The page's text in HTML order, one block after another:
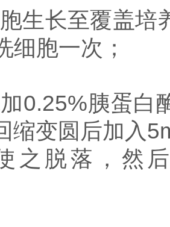
生长至覆盖培
细胞一次；
0.25%胰蛋白
缩变圆后加入
之脱落，然